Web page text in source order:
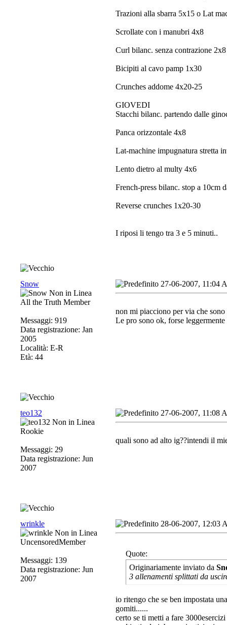
Trazioni alla sbarra 5x15 o Lat
Scrollate con i manubri 4x8
Curl bilanc. senza contrazione 2x8
Bicipiti al cavo pamp 1x30
Crunches addome 4x20-25
GIOVEDI
Stacchi bilanc. partendo dalle
Panca orizzontale 4x8
Lat-machine impugnatura stretta
Lento dietro al multy 4x6
French-press bilanc. stop a 10cm
Reverse crunches 1x20-30
I riposi li tengo tra 3 e 5 minuti..
Snow
All the Truth Member
Messaggi: 919
Data registrazione: Jan
2005
Località: E-R
Età: 44
27-06-2007, 11:04
non mi piacciono per via che
Le pro sono ok, forse leggermente
teo132
Rookie
Messaggi: 29
Data registrazione: Jun
2007
27-06-2007, 11:08
quali sono ad alto ig??intendi il
wrinkle
UncensoredMember
Messaggi: 139
Data registrazione: Jun
2007
28-06-2007, 12:03
Quote:
Originariamente inviato da
3 allenamenti splittati da
io ritengo che se ben impostata
gomiti......
certo se ti metti a fare